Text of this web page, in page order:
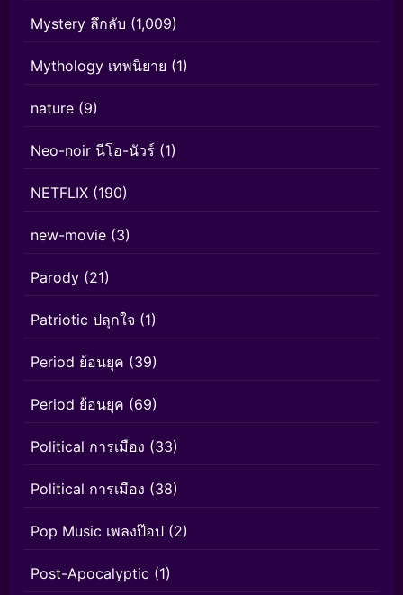
Mystery ลึกลับ (1,009)
Mythology เทพนิยาย (1)
nature (9)
Neo-noir นีโอ-นัวร์ (1)
NETFLIX (190)
new-movie (3)
Parody (21)
Patriotic ปลุกใจ (1)
Period ย้อนยุค (39)
Period ย้อนยุค (69)
Political การเมือง (33)
Political การเมือง (38)
Pop Music เพลงป๊อป (2)
Post-Apocalyptic (1)